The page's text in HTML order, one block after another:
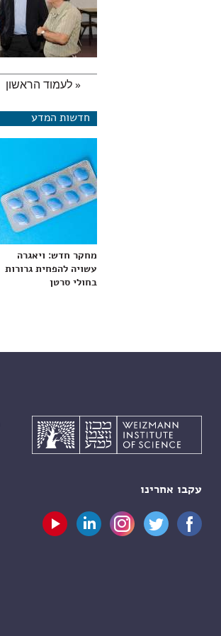
עמודים
« לעמוד הראשון
חדשות המדע
מחקר חדש: ויאגרה
עשויה להפחית גרורות
בחולי סרטן
עקבו אחרינו